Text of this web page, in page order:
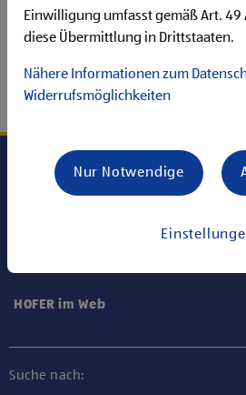
HOFER im Web
Suche nach:
Einwilligung umfasst gemäß Art. 49
diese Übermittlung in Drittstaaten.
Nähere Informationen zum
Widerrufsmöglichkeiten
Nur Notwendige